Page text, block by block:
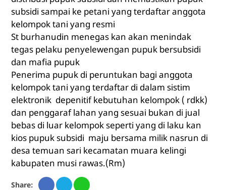
subsidi sampai ke petani yang terdaftar anggota
kelompok tani yang resmi
St burhanudin menegas kan akan menindak
tegas pelaku penyelewengan pupuk bersubsidi
dan mafia pupuk
Penerima pupuk di peruntukan bagi anggota
kelompok tani yang terdaftar di dalam sistim
elektronik depenitif kebutuhan kelompok ( rdkk)
dan penggaraf lahan yang sesuai bukan di jual
bebas di luar kelompok seperti yang di laku kan
kios pupuk subsidi maju bersama milik nasrun di
desa temuan sari kecamatan muara kelingi
kabupaten musi rawas.(Rm)
Share: